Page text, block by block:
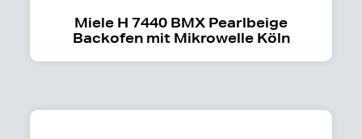
Miele H 7440 BMX Pearlbeige
Backofen mit Mikrowelle Köln